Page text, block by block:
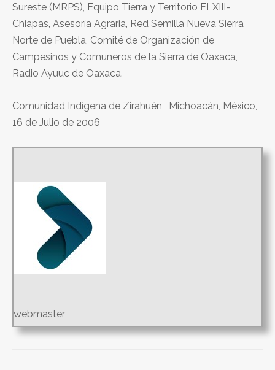
Sureste (MRPS), Equipo Tierra y Territorio FLXIII-
Chiapas, Asesoría Agraria, Red Semilla Nueva Sierra
Norte de Puebla, Comité de Organización de
Campesinos y Comuneros de la Sierra de Oaxaca,
Radio Ayuuc de Oaxaca.
Comunidad Indígena de Zirahuén, Michoacán, México,
16 de Julio de 2006
webmaster